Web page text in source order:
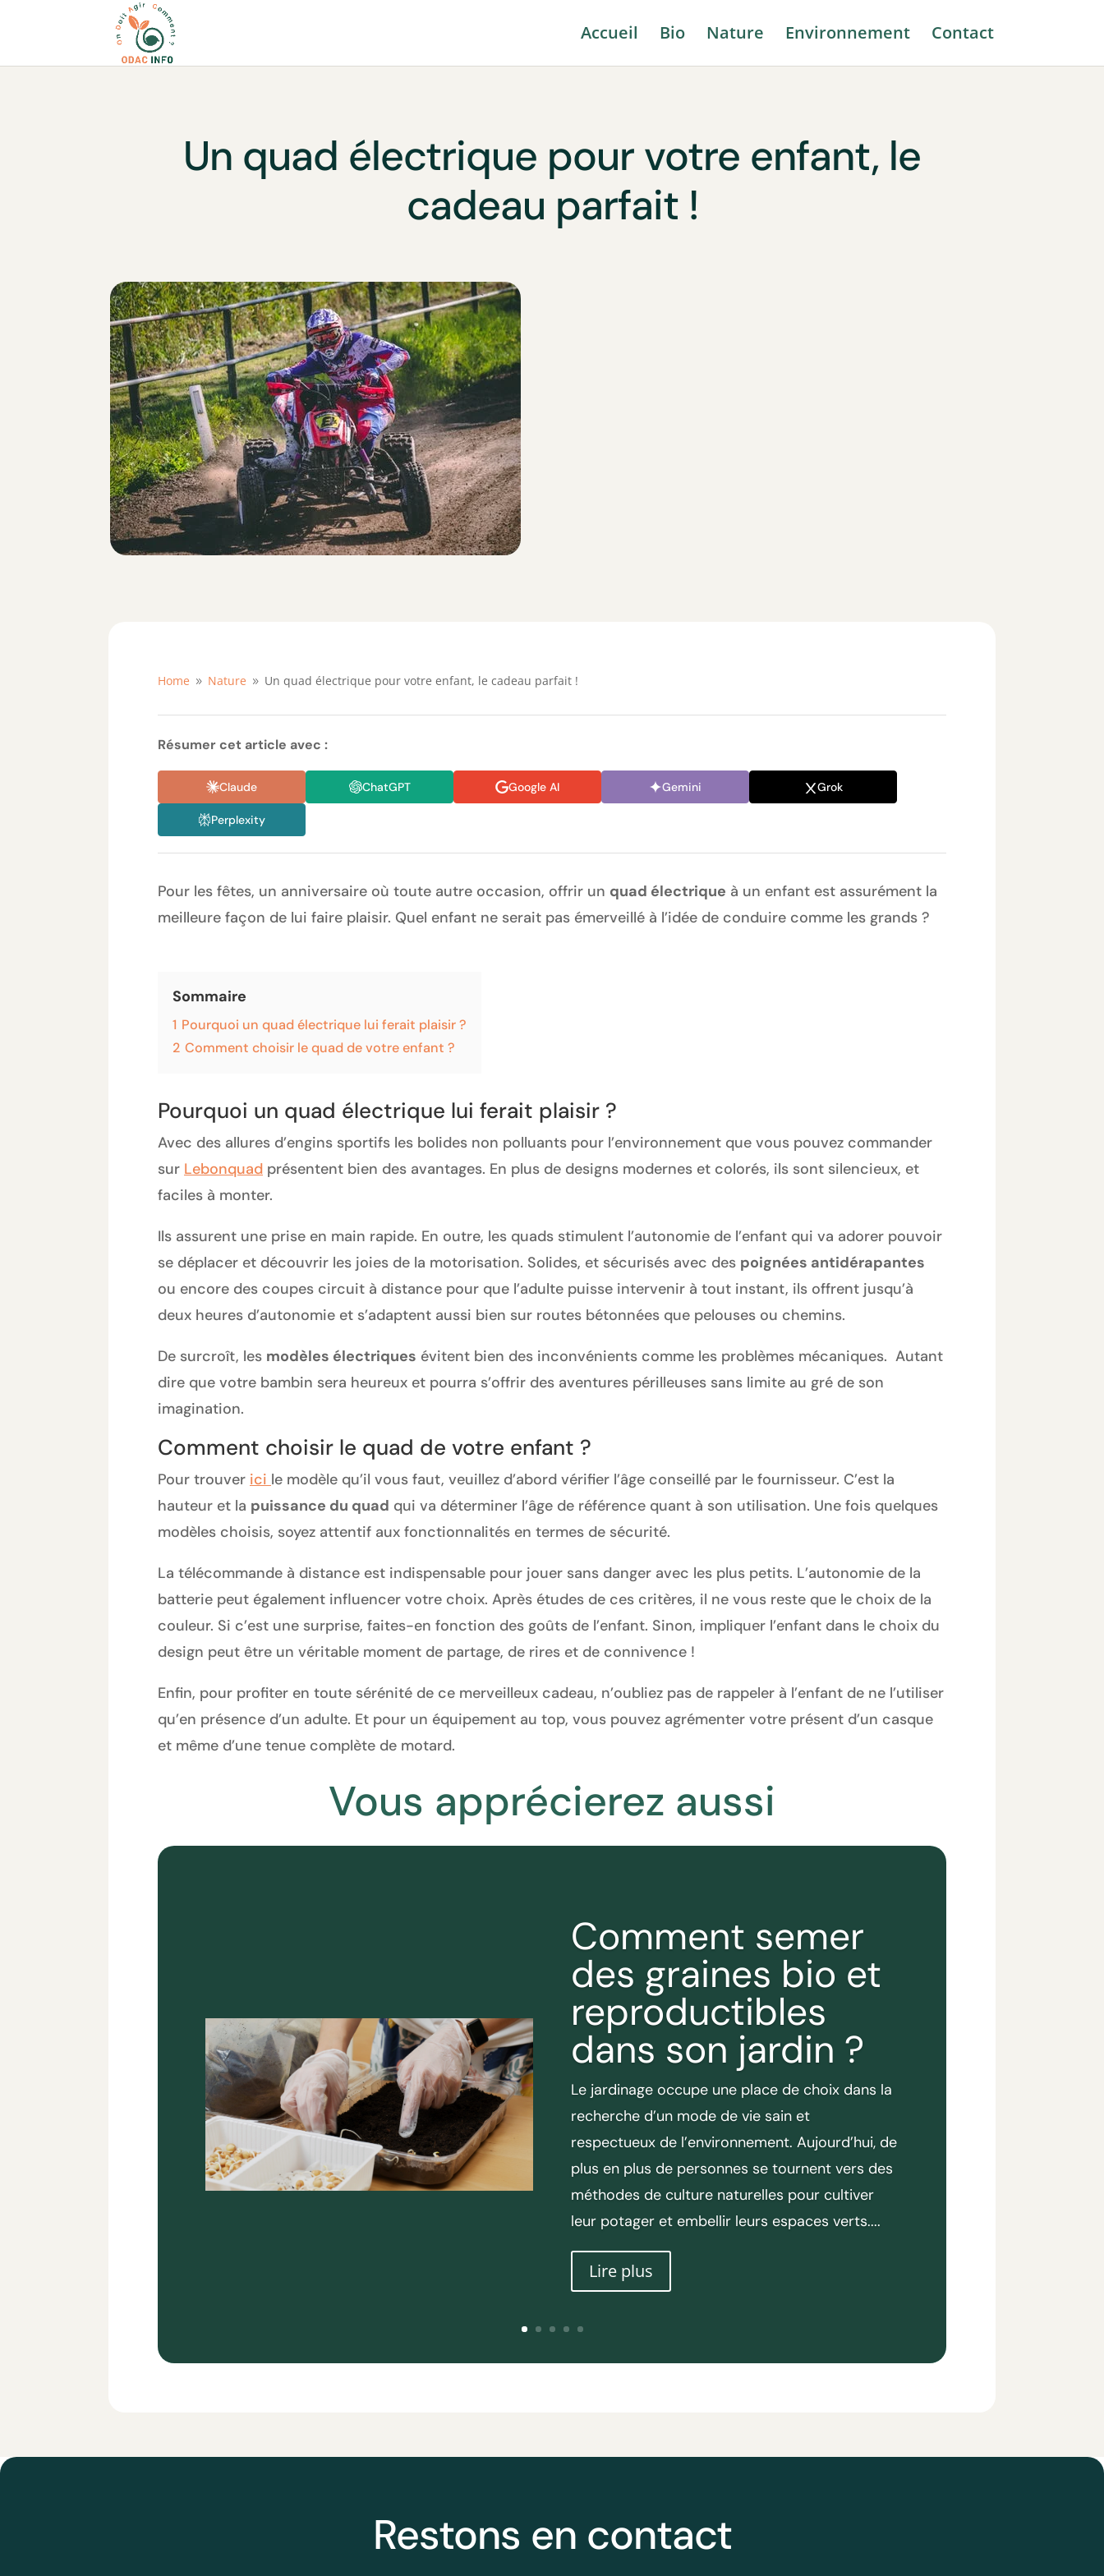
Accueil Bio Nature Environnement Contact
Un quad électrique pour votre enfant, le
cadeau parfait !
Home 9 Nature 9 Un quad électrique pour votre enfant, le cadeau parfait !
Résumer cet article avec :
Claude ChatGPT Google AI Gemini Grok
Perplexity
Pour les fêtes, un anniversaire où toute autre occasion, offrir un quad électrique à un enfant est assurément la
meilleure façon de lui faire plaisir. Quel enfant ne serait pas émerveillé à l’idée de conduire comme les grands ?
Sommaire
1 Pourquoi un quad électrique lui ferait plaisir ?
2 Comment choisir le quad de votre enfant ?
Pourquoi un quad électrique lui ferait plaisir ?
Avec des allures d’engins sportifs les bolides non polluants pour l’environnement que vous pouvez commander
sur Lebonquad présentent bien des avantages. En plus de designs modernes et colorés, ils sont silencieux, et
faciles à monter.
Ils assurent une prise en main rapide. En outre, les quads stimulent l’autonomie de l’enfant qui va adorer pouvoir
se déplacer et découvrir les joies de la motorisation. Solides, et sécurisés avec des poignées antidérapantes
ou encore des coupes circuit à distance pour que l’adulte puisse intervenir à tout instant, ils offrent jusqu’à
deux heures d’autonomie et s’adaptent aussi bien sur routes bétonnées que pelouses ou chemins.
De surcroît, les modèles électriques évitent bien des inconvénients comme les problèmes mécaniques. Autant
dire que votre bambin sera heureux et pourra s’offrir des aventures périlleuses sans limite au gré de son
imagination.
Comment choisir le quad de votre enfant ?
Pour trouver ici le modèle qu’il vous faut, veuillez d’abord vérifier l’âge conseillé par le fournisseur. C’est la
hauteur et la puissance du quad qui va déterminer l’âge de référence quant à son utilisation. Une fois quelques
modèles choisis, soyez attentif aux fonctionnalités en termes de sécurité.
La télécommande à distance est indispensable pour jouer sans danger avec les plus petits. L’autonomie de la
batterie peut également influencer votre choix. Après études de ces critères, il ne vous reste que le choix de la
couleur. Si c’est une surprise, faites-en fonction des goûts de l’enfant. Sinon, impliquer l’enfant dans le choix du
design peut être un véritable moment de partage, de rires et de connivence !
Enfin, pour profiter en toute sérénité de ce merveilleux cadeau, n’oubliez pas de rappeler à l’enfant de ne l’utiliser
qu’en présence d’un adulte. Et pour un équipement au top, vous pouvez agrémenter votre présent d’un casque
et même d’une tenue complète de motard.
Vous apprécierez aussi
Comment semer
des graines bio et
reproductibles
dans son jardin ?
Le jardinage occupe une place de choix dans la
recherche d’un mode de vie sain et
respectueux de l’environnement. Aujourd’hui, de
plus en plus de personnes se tournent vers des
méthodes de culture naturelles pour cultiver
leur potager et embellir leurs espaces verts....
Lire plus
Restons en contact